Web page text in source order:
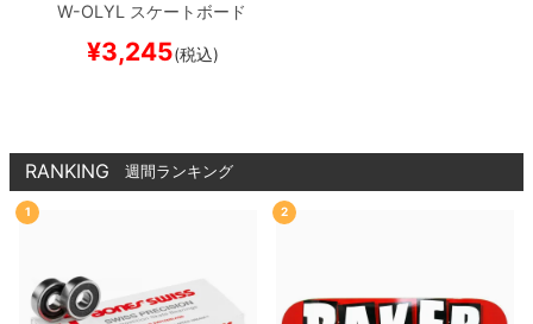
W-OLYL
スケートボード
¥3,245(税込)
RANKING 週間ランキング
1 2